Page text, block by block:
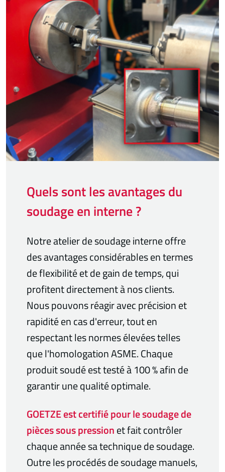
Quels sont les avantages du
soudage en interne ?
Notre atelier de soudage interne offre
des avantages considérables en termes
de flexibilité et de gain de temps, qui
profitent directement à nos clients.
Nous pouvons réagir avec précision et
rapidité en cas d'erreur, tout en
respectant les normes élevées telles
que l'homologation ASME. Chaque
produit soudé est testé à 100 % afin de
garantir une qualité optimale.
GOETZE est certifié pour le soudage de
pièces sous pressionet fait contrôler
chaque année sa technique de soudage.
Outre les procédés de soudage manuels,